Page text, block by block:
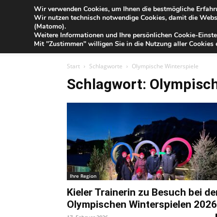
Blog
der
Sparkasse
IHR
Start Schlagworte Olympische Winterspiele
Schlagwort:
Ihre Region
Kieler Trainerin zu Besuch bei
Olympischen Winterspielen 2026
Wir verwenden Cookies, um Ihnen die bestmögliche
Wir nutzen technisch notwendige Cookies, damit die
(Matomo).
Weitere Informationen und Ihre persönlichen Cookie-
Mit "Zustimmen" willigen Sie in die Nutzung aller Cookies